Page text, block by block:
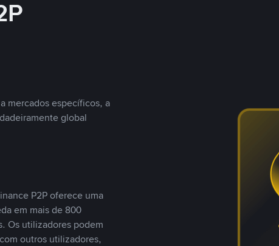
mercados específicos, a
global
P2P oferece uma
em mais de 800
Os utilizadores podem
outros utilizadores,